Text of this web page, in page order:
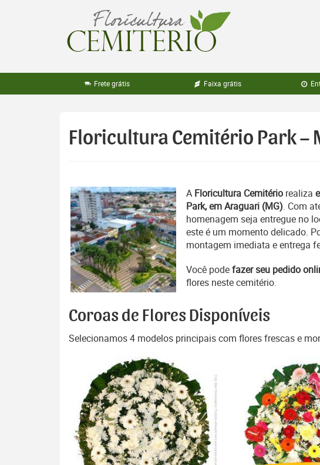
Frete grátis Faixa grátis
Floricultura Cemitério Park –
A Floricultura Cemitério realiza
Park, em Araguari (MG). Com
homenagem seja entregue no
este é um momento delicado.
montagem imediata e entrega
Você podefazer seu pedido
flores neste cemitério.
Coroas de Flores Disponíveis
Selecionamos 4 modelos principais com flores frescas e